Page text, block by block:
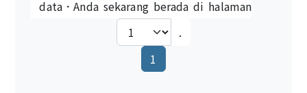
data．Anda sekarang berada di halaman
.
1